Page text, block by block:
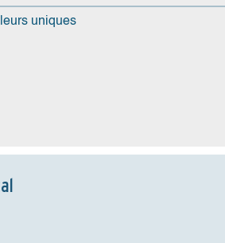
uniques